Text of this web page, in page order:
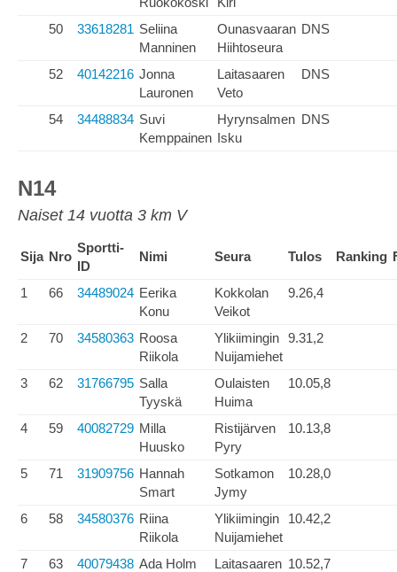
50
33618281 Seliina
Manninen
Ounasvaaran
Hiihtoseura
DNS
52 40142216 Jonna
Lauronen
Laitasaaren
Veto
DNS
54 34488834 Suvi
Kemppainen
Hyrynsalmen
Isku
DNS
N14
Naiset 14 vuotta 3 km V
Sija Nro
Sportti-
ID
Nimi Seura Tulos Ranking
1 66 34489024 Eerika
Konu
Kokkolan
Veikot
9.26,4
2 70 34580363 Roosa
Riikola
Ylikiimingin
Nuijamiehet
9.31,2
3 62 31766795 Salla
Tyyskä
Oulaisten
Huima
10.05,8
4 59 40082729 Milla
Huusko
Ristijärven
Pyry
10.13,8
5 71 31909756 Hannah
Smart
Sotkamon
Jymy
10.28,0
6 58 34580376 Riina
Riikola
Ylikiimingin
Nuijamiehet
10.42,2
7 63 40079438 Ada Holm
Laitasaaren 10.52,7